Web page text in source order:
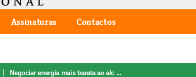
Assinaturas Contactos
Negociar energia mais barata ao alc ...